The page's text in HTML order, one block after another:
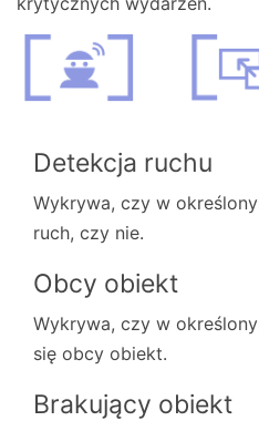
Detekcja ruchu
Wykrywa, czy w
ruch, czy nie.
Obcy obiekt
Wykrywa, czy w
się obcy obiekt.
Brakujący obiekt